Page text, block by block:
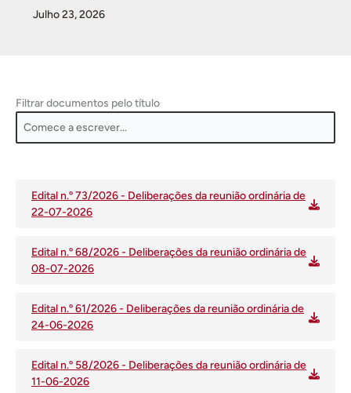
Julho 23, 2026
Filtrar documentos pelo título
Edital n.º 73/2026 - Deliberações da reunião ordinária de
22-07-2026
Edital n.º 68/2026 - Deliberações da reunião ordinária de
08-07-2026
Edital n.º 61/2026 - Deliberações da reunião ordinária de
24-06-2026
Edital n.º 58/2026 - Deliberações da reunião ordinária de
11-06-2026